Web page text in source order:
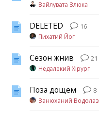
Вайлувата Злюка
DELETED
16
Пихатий Йог
Сезон жнив
21
Недалекий Хірург
Поза дощем
8
Занюханий Водолаз